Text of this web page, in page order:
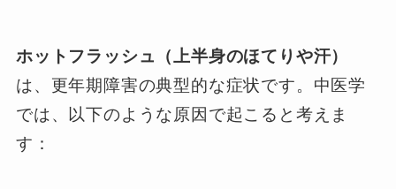
ホットフラッシュ（上半身のほてりや汗）
は、更年期障害の典型的な症状です。中医学
では、以下のような原因で起こると考えま
す：